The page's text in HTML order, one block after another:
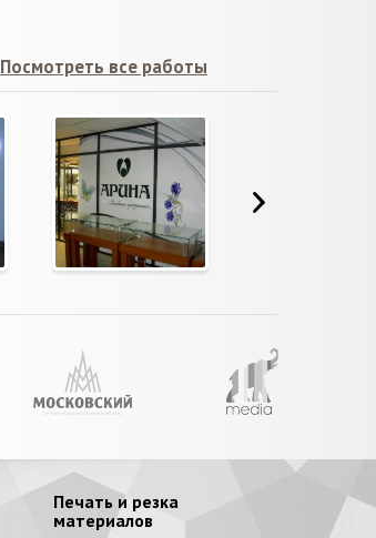
Посмотреть все работы
Печать и резка
материалов